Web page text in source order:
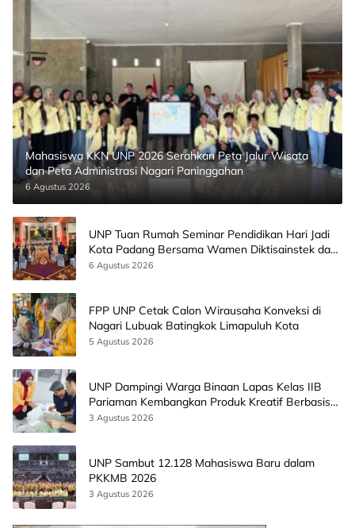
Mahasiswa KKN UNP 2026 Serahkan Peta Jalur Wisata
dan Peta Administrasi Nagari Paninggahan
6 Agustus 2026
UNP Tuan Rumah Seminar Pendidikan Hari Jadi
Kota Padang Bersama Wamen Diktisainstek dan
CEO EMGS Malaysia
6 Agustus 2026
FPP UNP Cetak Calon Wirausaha Konveksi di
Nagari Lubuak Batingkok Limapuluh Kota
5 Agustus 2026
UNP Dampingi Warga Binaan Lapas Kelas IIB
Pariaman Kembangkan Produk Kreatif Berbasis
AI
3 Agustus 2026
UNP Sambut 12.128 Mahasiswa Baru dalam
PKKMB 2026
3 Agustus 2026